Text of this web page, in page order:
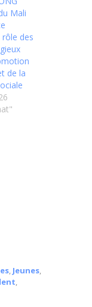
Mali
des
de la
, Jeunes,
,